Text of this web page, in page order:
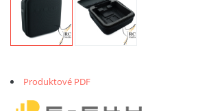
Produktové PDF